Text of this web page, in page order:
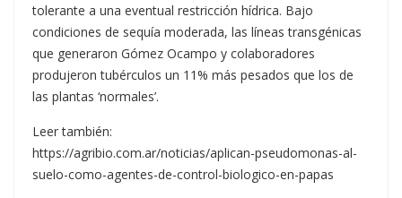
tolerante a una eventual restricción hídrica. Bajo
condiciones de sequía moderada, las líneas transgénicas
que generaron Gómez Ocampo y colaboradores
produjeron tubérculos un 11% más pesados que los de
las plantas ‘normales’.
Leer también:
https://agribio.com.ar/noticias/aplican-pseudomonas-al-
suelo-como-agentes-de-control-biologico-en-papas